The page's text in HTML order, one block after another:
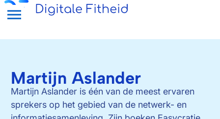
Martijn Aslander
Martijn Aslander is één van de meest ervaren
sprekers op het gebied van de netwerk- en